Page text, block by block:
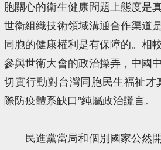
胞關心的衛生健康問題上態度是
世衛組織技術領域溝通合作渠道
同胞的健康權利是有保障的。相
參與世衛大會的政治操弄，中國
切實行動對台灣同胞民生福祉才
際防疫體系缺口”純屬政治謊言。
民進黨當局和個別國家公然